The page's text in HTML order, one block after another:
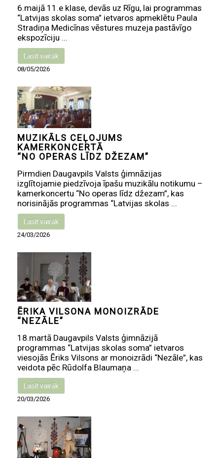
6.maijā 11.e klase, devās uz Rīgu, lai programmas
“Latvijas skolas soma” ietvaros apmeklētu Paula
Stradiņa Medicīnas vēstures muzeja pastāvīgo
ekspozīciju ...
Lasīt vairāk
08/05/2026
MUZIKĀLS CEĻOJUMS
KAMERKONCERTĀ
“NO OPERAS LĪDZ DŽEZAM”
Pirmdien Daugavpils Valsts ģimnāzijas
izglītojamie piedzīvoja īpašu muzikālu notikumu –
kamerkoncertu “No operas līdz džezam”, kas
norisinājās programmas “Latvijas skolas ...
Lasīt vairāk
24/03/2026
ĒRIKA VILSONA MONOIZRĀDE
“NEZĀLE”
18.martā Daugavpils Valsts ģimnāzijā
programmas “Latvijas skolas soma” ietvaros
viesojās Ēriks Vilsons ar monoizrādi “Nezāle”, kas
veidota pēc Rūdolfa Blaumaņa ...
Lasīt vairāk
20/03/2026